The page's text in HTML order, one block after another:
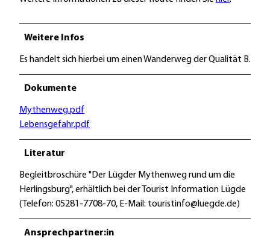
Weitere Infos
Es handelt sich hierbei um einen Wanderweg der Qualität B.
Dokumente
Mythenweg.pdf
Lebensgefahr.pdf
Literatur
Begleitbroschüre "Der Lügder Mythenweg rund um die
Herlingsburg", erhältlich bei der Tourist Information Lügde
(Telefon: 05281-7708-70, E-Mail: touristinfo@luegde.de)
Ansprechpartner:in